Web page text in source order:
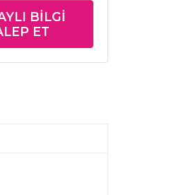
BILGI
ET